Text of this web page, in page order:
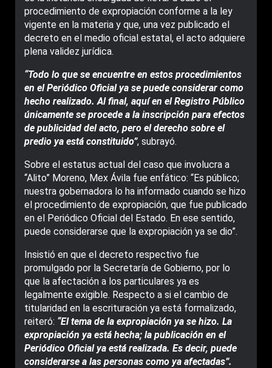
procedimiento de expropiación conforme a la ley
vigente en la materia y que, una vez publicado el
decreto en el medio oficial estatal, el acto adquiere
plena validez jurídica.
“Todo lo que se encuentre en estos procedimientos
en el Periódico Oficial ya se puede considerar como
hecho realizado. Al final, aquí en el Registro Público
únicamente se procede a la inscripción para efectos
de publicidad del acto, pero el derecho sobre el
predio ya está constituido”, subrayó.
Sobre el estatus actual del caso que involucra a
“Alito” Moreno, Mex Ávila fue enfático: “Es público;
nuestra gobernadora lo ha informado cuando se hizo
el procedimiento de expropiación, que fue publicado
en el Periódico Oficial del Estado. En ese sentido,
puede considerarse que la expropiación ya se dio”.
Insistió en que el decreto respectivo fue
promulgado por la Secretaría de Gobierno, por lo
que la afectación a los particulares ya es
legalmente exigible. Respecto a si el cambio de
titularidad en la escrituración ya está formalizado,
reiteró: “El tema de la expropiación ya se hizo. La
expropiación ya está hecha; la publicación en el
Periódico Oficial ya está realizada. Es decir, puede
considerarse a las personas como ya afectadas”.